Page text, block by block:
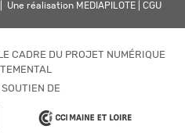
Une réalisation MEDIAPILOTE CGU
CADRE DU PROJET NUMÉRIQUE
DE